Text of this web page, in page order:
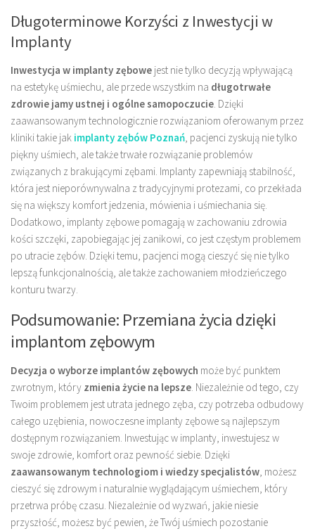
Długoterminowe Korzyści z Inwestycji w
Implanty
Inwestycja w implanty zębowe jest nie tylko decyzją wpływającą
na estetykę uśmiechu, ale przede wszystkim na długotrwałe
zdrowie jamy ustnej i ogólne samopoczucie . Dzięki
zaawansowanym technologicznie rozwiązaniom oferowanym przez
kliniki takie jak implanty zębów Poznań , pacjenci zyskują nie tylko
piękny uśmiech, ale także trwałe rozwiązanie problemów
związanych z brakującymi zębami. Implanty zapewniają stabilność,
która jest nieporównywalna z tradycyjnymi protezami, co przekłada
się na większy komfort jedzenia, mówienia i uśmiechania się.
Dodatkowo, implanty zębowe pomagają w zachowaniu zdrowia
kości szczęki, zapobiegając jej zanikowi, co jest częstym problemem
po utracie zębów. Dzięki temu, pacjenci mogą cieszyć się nie tylko
lepszą funkcjonalnością, ale także zachowaniem młodzieńczego
konturu twarzy.
Podsumowanie: Przemiana życia dzięki
implantom zębowym
Decyzja o wyborze implantów zębowych może być punktem
zwrotnym, który zmienia życie na lepsze . Niezależnie od tego, czy
Twoim problemem jest utrata jednego zęba, czy potrzeba odbudowy
całego uzębienia, nowoczesne implanty zębowe są najlepszym
dostępnym rozwiązaniem. Inwestując w implanty, inwestujesz w
swoje zdrowie, komfort oraz pewność siebie. Dzięki
zaawansowanym technologiom i wiedzy specjalistów , możesz
cieszyć się zdrowym i naturalnie wyglądającym uśmiechem, który
przetrwa próbę czasu. Niezależnie od wyzwań, jakie niesie
przyszłość, możesz być pewien, że Twój uśmiech pozostanie